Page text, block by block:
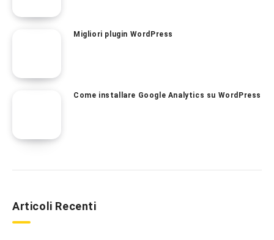
Migliori plugin WordPress
Come installare Google Analytics su WordPress
Articoli Recenti